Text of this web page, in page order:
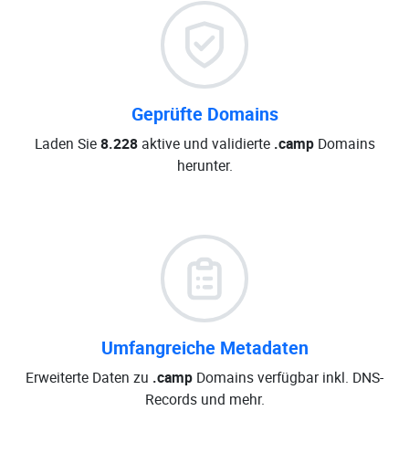
Geprüfte Domains
Laden Sie8.228aktive und validierte .campDomains
herunter.
Umfangreiche Metadaten
Erweiterte Daten zu .camp Domains verfügbar inkl. DNS-
Records und mehr.